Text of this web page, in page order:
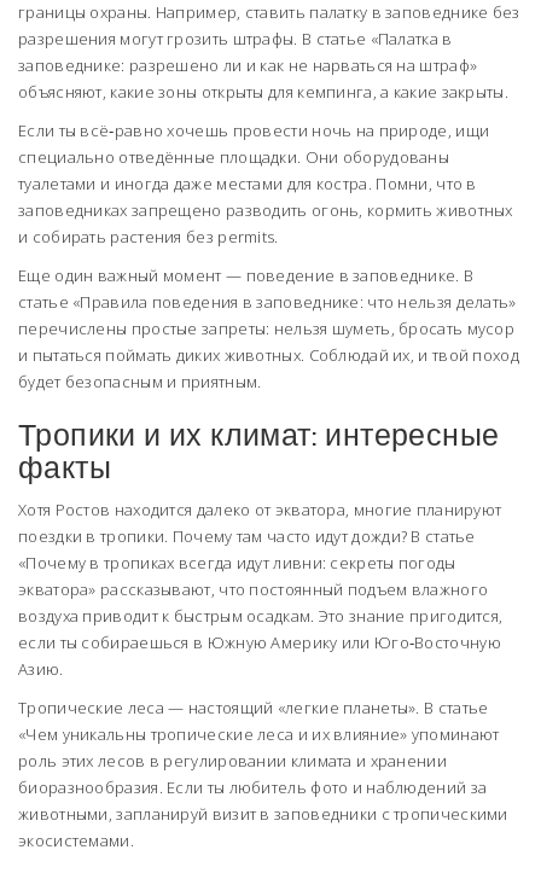
границы охраны. Например, ставить палатку в заповеднике без
разрешения могут грозить штрафы. В статье «Палатка в
заповеднике: разрешено ли и как не нарваться на штраф»
объясняют, какие зоны открыты для кемпинга, а какие закрыты.
Если ты всё‑равно хочешь провести ночь на природе, ищи
специально отведённые площадки. Они оборудованы
туалетами и иногда даже местами для костра. Помни, что в
заповедниках запрещено разводить огонь, кормить животных
и собирать растения без permits.
Еще один важный момент — поведение в заповеднике. В
статье «Правила поведения в заповеднике: что нельзя делать»
перечислены простые запреты: нельзя шуметь, бросать мусор
и пытаться поймать диких животных. Соблюдай их, и твой поход
будет безопасным и приятным.
Тропики и их климат: интересные
факты
Хотя Ростов находится далеко от экватора, многие планируют
поездки в тропики. Почему там часто идут дожди? В статье
«Почему в тропиках всегда идут ливни: секреты погоды
экватора» рассказывают, что постоянный подъем влажного
воздуха приводит к быстрым осадкам. Это знание пригодится,
если ты собираешься в Южную Америку или Юго‑Восточную
Азию.
Тропические леса — настоящий «легкие планеты». В статье
«Чем уникальны тропические леса и их влияние» упоминают
роль этих лесов в регулировании климата и хранении
биоразнообразия. Если ты любитель фото и наблюдений за
животными, запланируй визит в заповедники с тропическими
экосистемами.